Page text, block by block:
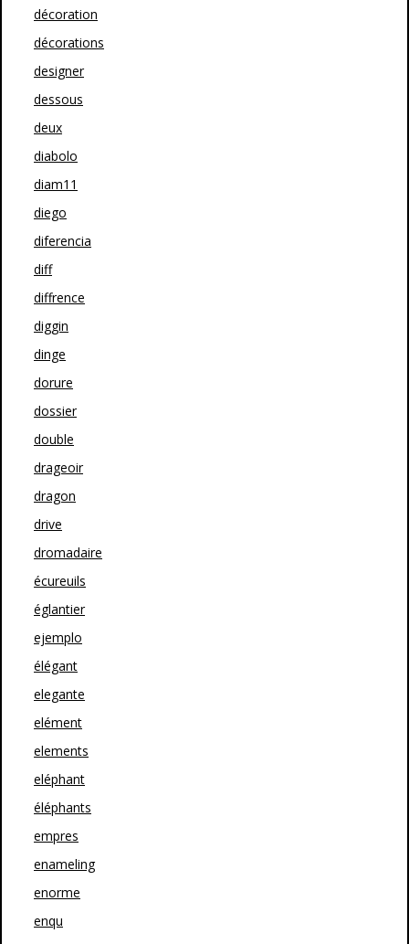
décoration
décorations
designer
dessous
deux
diabolo
diam11
diego
diferencia
diff
diffrence
diggin
dinge
dorure
dossier
double
drageoir
dragon
drive
dromadaire
écureuils
églantier
ejemplo
élégant
elegante
elément
elements
eléphant
éléphants
empres
enameling
enorme
enqu